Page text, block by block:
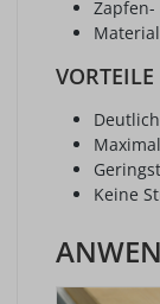
VORTEILE
Keine